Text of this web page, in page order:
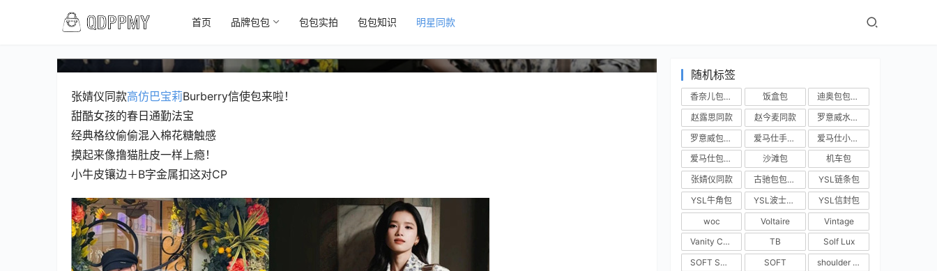
首页 品牌包包 包包实拍 包包知识 明星同款
张婧仪同款巴宝莉Burberry信使包
张婧仪同款高仿巴宝莉Burberry信使包来啦！
甜酷女孩的春日通勤法宝
经典格纹偷偷混入棉花糖触感
摸起来像撸猫肚皮一样上瘾！
小牛皮镶边＋B字金属扣这对CP
随机标签
香奈儿包包实拍 饭盒包
迪奥包包实拍
赵露思同款
赵今麦同款
罗意威水桶包
罗意威包包实拍
爱马仕手提包
爱马仕小房子
爱马仕包包实拍
沙滩包
机车包
张婧仪同款
古驰包包实拍
YSL链条包
YSL牛角包
YSL波士顿包
YSL信封包
woc
Voltaire
Vintage
Vanity Case
TB
Solf Lux
SOFT SHOPPER
SOFT
shoulder bag